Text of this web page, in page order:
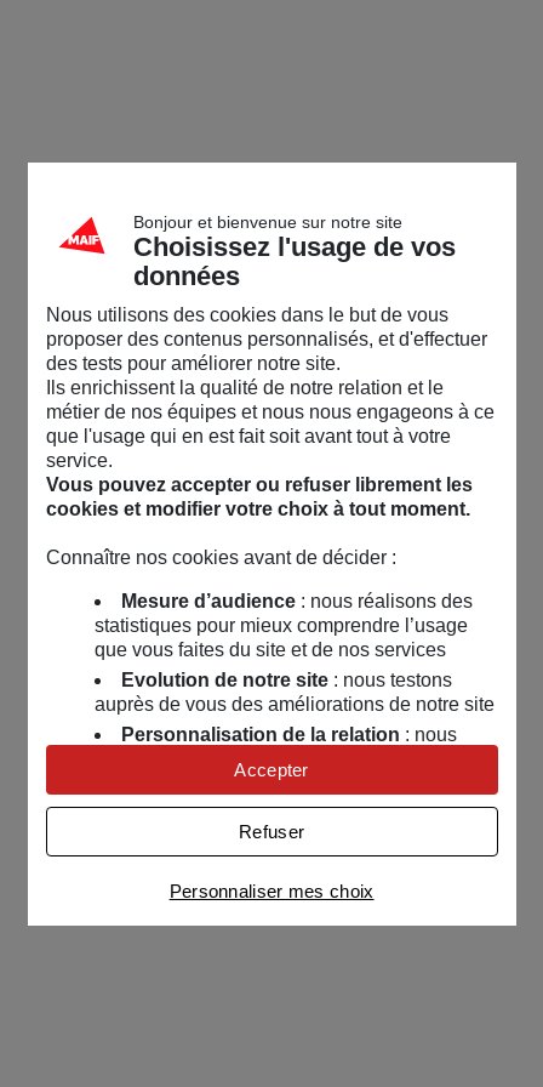
Bonjour et bienvenue sur notre site
Choisissez l'usage de vos
données
Nous utilisons des cookies dans le but de vous
proposer des contenus personnalisés, et d'effectuer
des tests pour améliorer notre site.
Ils enrichissent la qualité de notre relation et le
métier de nos équipes et nous nous engageons à ce
que l'usage qui en est fait soit avant tout à votre
service.
Vous pouvez accepter ou refuser librement les
cookies et modifier votre choix à tout moment.
Connaître nos cookies avant de décider :
Mesure d’audience: nous réalisons des
statistiques pour mieux comprendre l’usage
que vous faites du site et de nos services
Evolution de notre site: nous testons
auprès de vous des améliorations de notre site
Personnalisation de la relation : nous
nous servons de cookies pour adapter nos
contenus et personnaliser nos offres
Univers publicitaire: nous utilisons avec
nos partenaires des cookies pour afficher des
publicités personnalisées
Connaître notre politique cookies et la liste de nos
partenaires
Personnaliser mes choix
Refuser
Accepter